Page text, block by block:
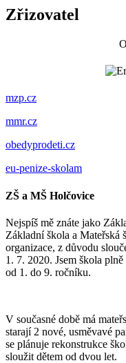
Zřizovatel
mzp.cz
mmr.cz
obedyprodeti.cz
eu-penize-skolam
ZŠ a MŠ Holčovice
Nejspíš mě znáte jako
Základní škola a Mateřská
organizace, z důvodu
1. 7. 2020. Jsem škola
od 1. do 9. ročníku.
V současné době má
starají 2 nové, usměvavé
se plánuje rekonstrukce
sloužit dětem od dvou let.